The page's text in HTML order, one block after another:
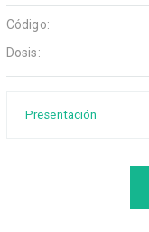
Código:
Dosis:
Presentación